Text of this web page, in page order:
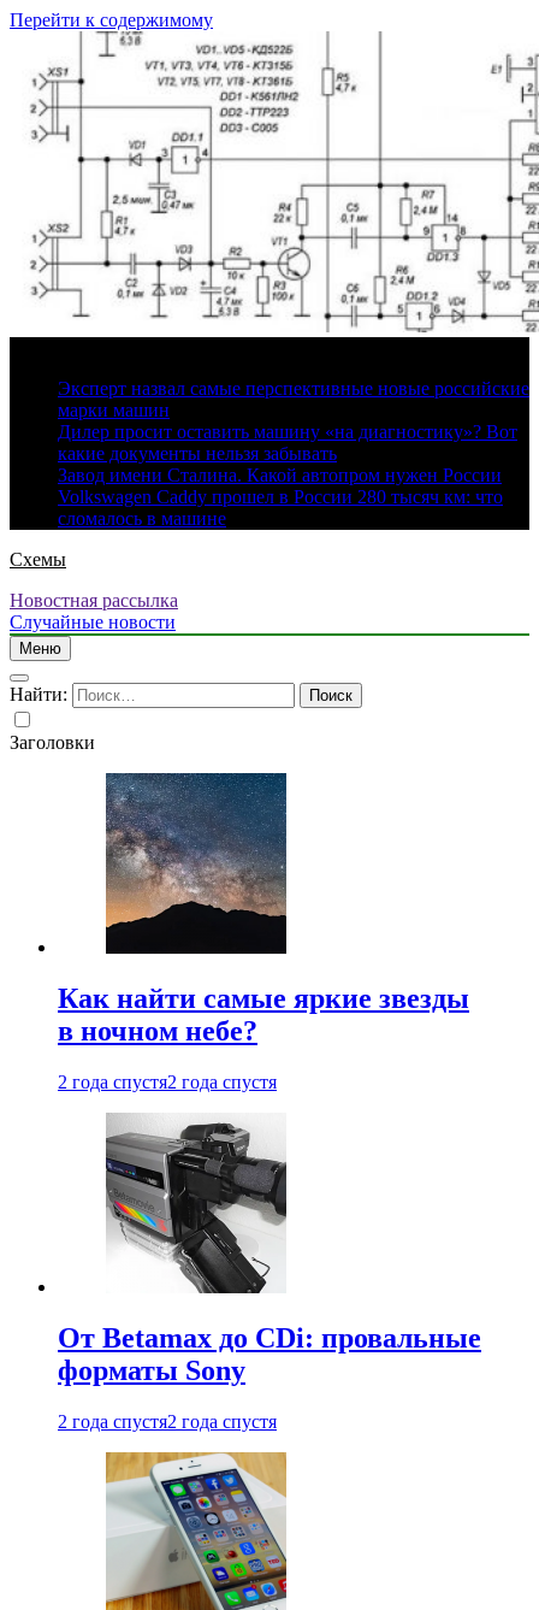
Перейти к содержимому
Эксперт назвал самые перспективные новые российские
марки машин
Дилер просит оставить машину «на диагностику»? Вот
какие документы нельзя забывать
Завод имени Сталина. Какой автопром нужен России
Volkswagen Caddy прошел в России 280 тысяч км: что
сломалось в машине
Схемы
Новостная рассылка
Случайные новости
Меню
Найти:
Заголовки
Как найти самые яркие звезды
в ночном небе?
2 года спустя2 года спустя
От Betamax до CDi: провальные
форматы Sony
2 года спустя2 года спустя